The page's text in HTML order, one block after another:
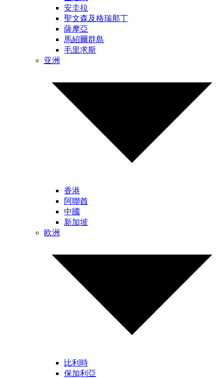
安圭拉
聖文森及格瑞那丁
薩摩亞
馬紹爾群島
毛里求斯
亚洲
香港
阿聯酋
中國
新加坡
欧洲
比利時
保加利亞